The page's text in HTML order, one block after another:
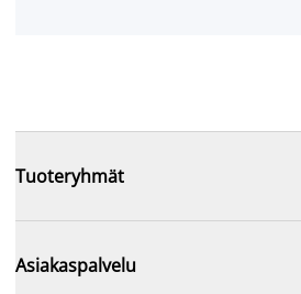
Tuoteryhmät
Asiakaspalvelu